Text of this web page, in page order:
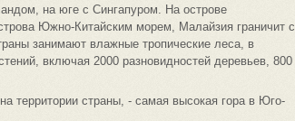
на юге с Сингапуром. На острове
Южно-Китайским морем, Малайзия граничит с
занимают влажные тропические леса, в
включая 2000 разновидностей деревьев, 800
территории страны, - самая высокая гора в Юго-